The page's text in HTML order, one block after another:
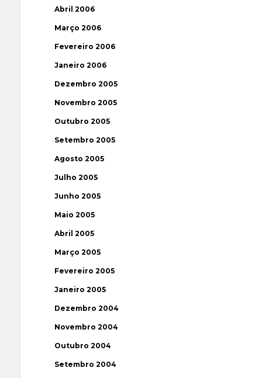
Abril 2006
Março 2006
Fevereiro 2006
Janeiro 2006
Dezembro 2005
Novembro 2005
Outubro 2005
Setembro 2005
Agosto 2005
Julho 2005
Junho 2005
Maio 2005
Abril 2005
Março 2005
Fevereiro 2005
Janeiro 2005
Dezembro 2004
Novembro 2004
Outubro 2004
Setembro 2004